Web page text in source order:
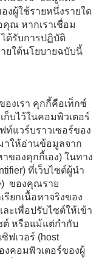
งผู้ใช้รายหนึ่งรายใด
ณ หากเราเชื่อม
ด้รับการปฏิบัติ
ยใต้นโยบายฉบับนี้
องเรา คุกกี้คือเท็กซ์
ก็บไว้ในคอมพิวเตอร์
แวร์บราวเซอร์ของ
าให้อ่านข้อมูลจาก
ของคุกกี้เอง) ในทาง
ที่เว็บไซต์ผู้นำ
ของคุณราย
รียกเนื้อหาจริงของ
ะเพื่อปรับไซต์ให้เข้า
ต์ หรือแม้แต่กำกับ
ฟเวอร์ (host
งคอมพิวเตอร์ของผู้